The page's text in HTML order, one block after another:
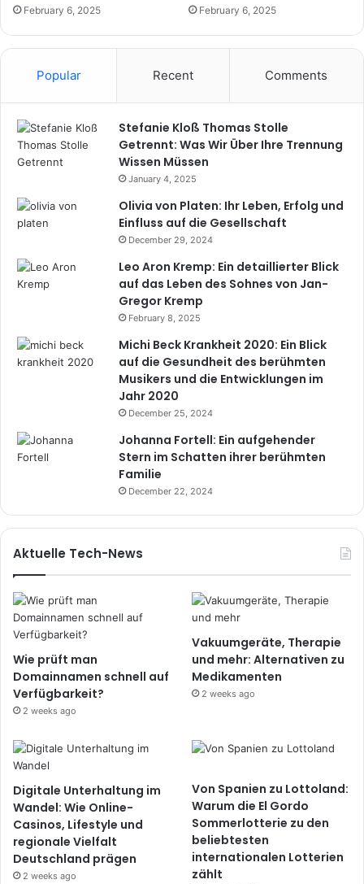
February 6, 2025 February 6, 2025
Popular Recent Comments
Stefanie Kloß Thomas Stolle
Getrennt: Was Wir Über Ihre Trennung
Wissen Müssen
January 4, 2025
Olivia von Platen: Ihr Leben, Erfolg und
Einfluss auf die Gesellschaft
December 29, 2024
Leo Aron Kremp: Ein detaillierter Blick
auf das Leben des Sohnes von Jan-
Gregor Kremp
February 8, 2025
Michi Beck Krankheit 2020: Ein Blick
auf die Gesundheit des berühmten
Musikers und die Entwicklungen im
Jahr 2020
December 25, 2024
Johanna Fortell: Ein aufgehender
Stern im Schatten ihrer berühmten
Familie
December 22, 2024
Aktuelle Tech-News
Wie prüft man
Domainnamen schnell auf
Verfügbarkeit?
2 weeks ago
Vakuumgeräte, Therapie
und mehr: Alternativen zu
Medikamenten
2 weeks ago
Digitale Unterhaltung im
Wandel: Wie Online-
Casinos, Lifestyle und
regionale Vielfalt
Deutschland prägen
2 weeks ago
Von Spanien zu Lottoland:
Warum die El Gordo
Sommerlotterie zu den
beliebtesten
internationalen Lotterien
zählt